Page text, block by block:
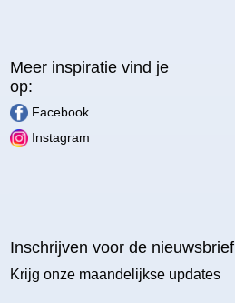
Meer inspiratie vind je
op:
Facebook
Instagram
Inschrijven voor de nieuwsbrief
Krijg onze maandelijkse updates